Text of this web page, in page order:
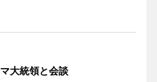
大統領と会談